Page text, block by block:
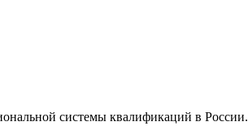
системы квалификаций в России.